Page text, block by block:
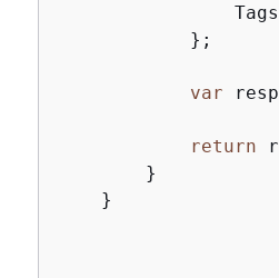
            };
var
return
        }
    }